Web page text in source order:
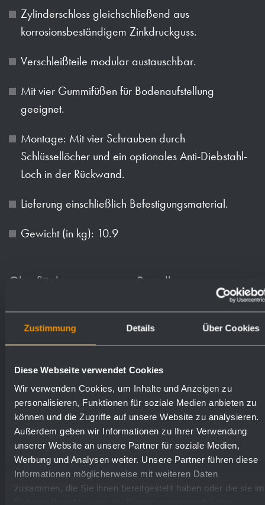
Zustimmung Details Über Cookies
Diese Webseite verwendet Cookies
Wir verwenden Cookies, um Inhalte und Anzeigen zu
personalisieren, Funktionen für soziale Medien anbieten zu
können und die Zugriffe auf unsere Website zu analysieren.
Außerdem geben wir Informationen zu Ihrer Verwendung
unserer Website an unsere Partner für soziale Medien,
Werbung und Analysen weiter. Unsere Partner führen diese
Informationen möglicherweise mit weiteren Daten
zusammen, die Sie ihnen bereitgestellt haben oder die sie im
Zylinderschloss gleichschließend aus
korrosionsbeständigem Zinkdruckguss.
Verschleißteile modular austauschbar.
Mit vier Gummifüßen für Bodenaufstellung
geeignet.
Montage: Mit vier Schrauben durch
Schlüssellöcher und ein optionales Anti-Diebstahl-
Loch in der Rückwand.
Lieferung einschließlich Befestigungsmaterial.
Gewicht (in kg): 10.9
Oberflächen Bestellnummern
(farbig) Pulver-beschichtet 728048
Textvorschlag für Ausschreibungen: